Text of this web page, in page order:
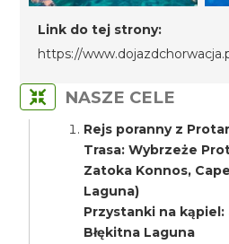
Link do tej strony:
https://
NASZE CELE
Rejs poranny z
Trasa: Wybrzeże
Zatoka Konnos,
Laguna)
Przystanki na kąpiel:
Błękitna Laguna